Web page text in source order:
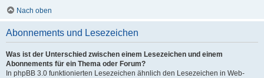
Nach oben
Abonnements und Lesezeichen
Was ist der Unterschied zwischen einem Lesezeichen und einem
Abonnements für ein Thema oder Forum?
In phpBB 3.0 funktionierten Lesezeichen ähnlich den Lesezeichen in Web-